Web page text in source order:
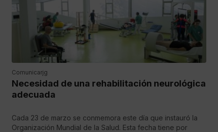
Comunicarjg
Necesidad de una rehabilitación neurológica
adecuada
Cada 23 de marzo se conmemora este día que instauró la
Organización Mundial de la Salud. Esta fecha tiene por